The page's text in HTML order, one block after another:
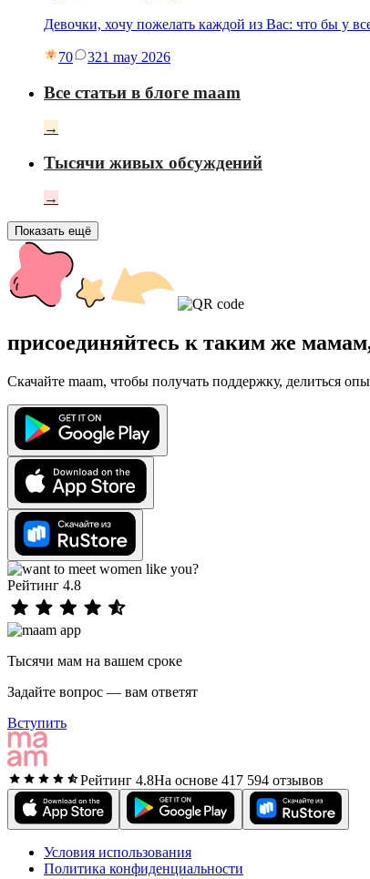
Девочки, хочу пожелать каждой из Вас: что бы у
70 321 may 2026
Все статьи в блоге maam
→
Тысячи живых обсуждений
→
Показать ещё
присоединяйтесь к таким же
Скачайте maam, чтобы получать поддержку, делиться
Рейтинг 4.8
Тысячи мам на вашем сроке
Задайте вопрос — вам ответят
Вступить
Рейтинг 4.8На основе 417 594 отзывов
Условия использования
Политика конфиденциальности